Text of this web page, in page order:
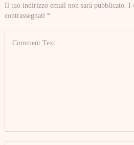
Il tuo indirizzo email non sarà pubblicato. I
contrassegnati *